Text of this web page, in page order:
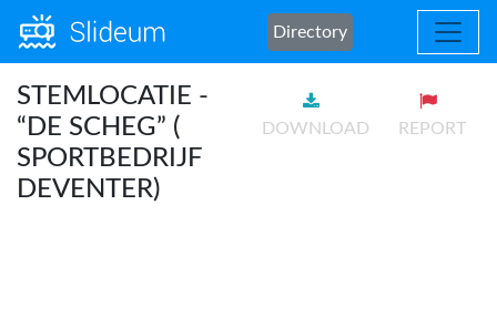
Directory
STEMLOCATIE -
“DE SCHEG” (
SPORTBEDRIJF
DEVENTER)
DOWNLOAD REPORT